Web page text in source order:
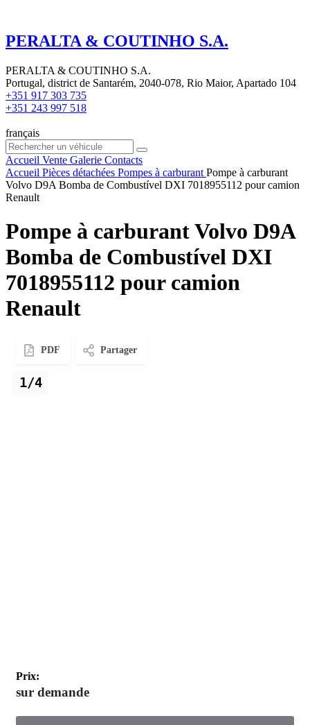
PERALTA & COUTINHO S.A.
PERALTA & COUTINHO S.A.
Portugal, district de Santarém, 2040-078, Rio Maior, Apartado 104
+351 917 303 735
+351 243 997 518
français
Accueil Vente Galerie Contacts
Accueil Pièces détachées Pompes à carburant Pompe à carburant
Volvo D9A Bomba de Combustível DXI 7018955112 pour camion
Renault
Pompe à carburant Volvo D9A
Bomba de Combustível DXI
7018955112 pour camion
Renault
PDF Partager
1/4
Prix:
sur demande